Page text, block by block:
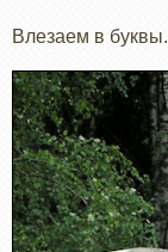
Влезаем в буквы.